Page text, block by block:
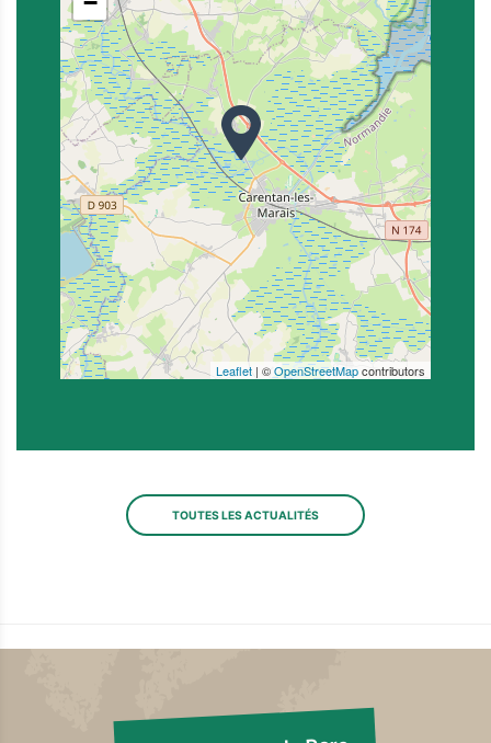
Leaflet | ©OpenStreetMapcontributors
TOUTES LES ACTUALITÉS